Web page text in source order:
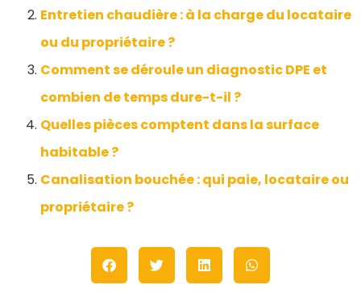
Entretien chaudière : à la charge du locataire
ou du propriétaire ?
Comment se déroule un diagnostic DPE et
combien de temps dure-t-il ?
Quelles pièces comptent dans la surface
habitable ?
Canalisation bouchée : qui paie, locataire ou
propriétaire ?